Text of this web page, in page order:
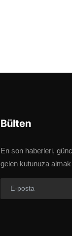
Bülten
En son haberleri,
gelen kutunuza almak